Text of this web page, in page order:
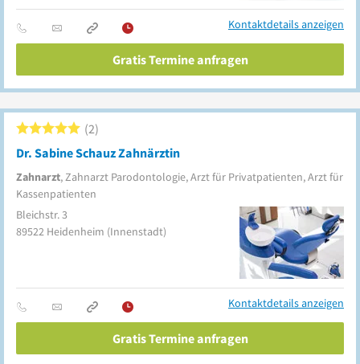
Kontaktdetails anzeigen
Gratis Termine anfragen
Dr. Sabine Schauz Zahnärztin
Zahnarzt, Zahnarzt Parodontologie, Arzt für Privatpatienten, Arzt für
Kassenpatienten
2
Bleichstr. 3
89522 Heidenheim (Innenstadt)
Kontaktdetails anzeigen
Gratis Termine anfragen